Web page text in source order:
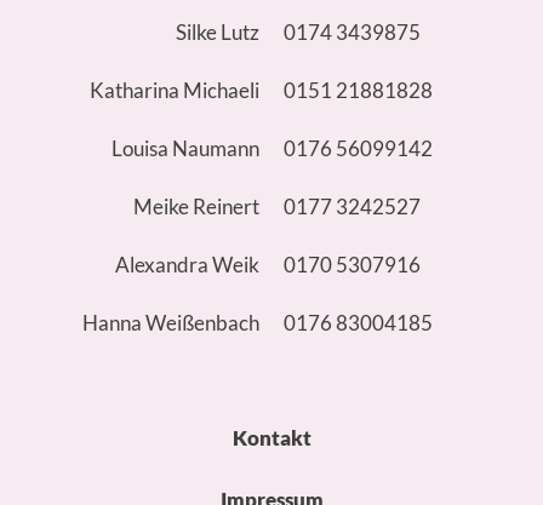
Silke Lutz 0174 3439875
Katharina Michaeli 0151 21881828
Louisa Naumann 0176 56099142
Meike Reinert 0177 3242527
Alexandra Weik 0170 5307916
Hanna Weißenbach 0176 83004185
Kontakt
Impressum